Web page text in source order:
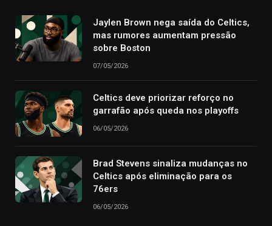
Jaylen Brown nega saída do Celtics,
mas rumores aumentam pressão
sobre Boston
07/05/2026
Celtics deve priorizar reforço no
garrafão após queda nos playoffs
06/05/2026
Brad Stevens sinaliza mudanças no
Celtics após eliminação para os
76ers
06/05/2026